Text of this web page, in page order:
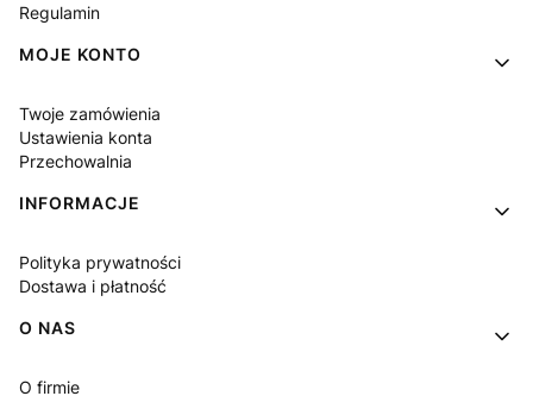
Regulamin
MOJE KONTO
Twoje zamówienia
Ustawienia konta
Przechowalnia
INFORMACJE
Polityka prywatności
Dostawa i płatność
O NAS
O firmie